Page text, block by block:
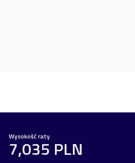
Wysokość raty
7,035 PLN